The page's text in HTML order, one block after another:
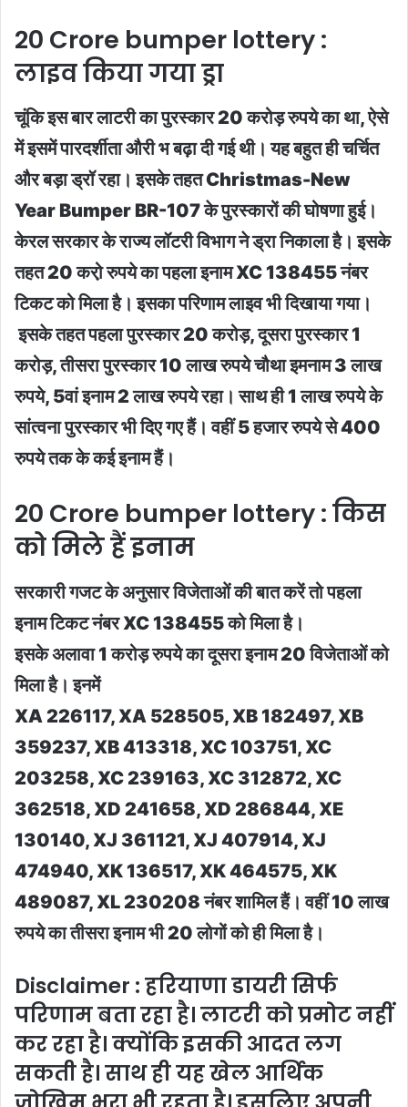
20 Crore bumper lottery :
लाइव किया गया ड्रा
चूंकि इस बार लाटरी का पुरस्कार 20 करोड़ रुपये का था, ऐसे
में इसमें पारदर्शीता औरी भ बढ़ा दी गई थी। यह बहुत ही चर्चित
और बड़ा ड्रॉ रहा। इसके तहत Christmas-New
Year Bumper BR-107 के पुरस्कारों की घोषणा हुई।
केरल सरकार के राज्य लॉटरी विभाग ने ड्रा निकाला है। इसके
तहत 20 करो़ रुपये का पहला इनाम XC 138455 नंबर
टिकट को मिला है। इसका परिणाम लाइव भी दिखाया गया।
इसके तहत पहला पुरस्कार 20 करोड़, दूसरा पुरस्कार 1
करोड़, तीसरा पुरस्कार 10 लाख रुपये चौथा इमनाम 3 लाख
रुपये, 5वां इनाम 2 लाख रुपये रहा। साथ ही 1 लाख रुपये के
सांत्वना पुरस्कार भी दिए गए हैं। वहीं 5 हजार रुपये से 400
रुपये तक के कई इनाम हैं।
20 Crore bumper lottery : किस
को मिले हैं इनाम
सरकारी गजट के अनुसार विजेताओं की बात करें तो पहला
इनाम टिकट नंबर XC 138455 को मिला है।
इसके अलावा 1 करोड़ रुपये का दूसरा इनाम 20 विजेताओं को
मिला है। इनमें
XA 226117, XA 528505, XB 182497, XB
359237, XB 413318, XC 103751, XC
203258, XC 239163, XC 312872, XC
362518, XD 241658, XD 286844, XE
130140, XJ 361121, XJ 407914, XJ
474940, XK 136517, XK 464575, XK
489087, XL 230208 नंबर शामिल हैं। वहीं 10 लाख
रुपये का तीसरा इनाम भी 20 लोगों को ही मिला है।
Disclaimer : हरियाणा डायरी सिर्फ
परिणाम बता रहा है। लाटरी को प्रमोट नहीं
कर रहा है। क्योंकि इसकी आदत लग
सकती है। साथ ही यह खेल आर्थिक